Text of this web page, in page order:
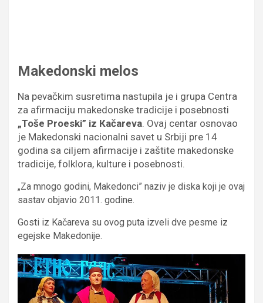
Makedonski melos
Na pevačkim susretima nastupila je i grupa Centra
za afirmaciju makedonske tradicije i posebnosti
„Toše Proeski” iz Кačareva. Ovaj centar osnovao
je Makedonski nacionalni savet u Srbiji pre 14
godina sa ciljem afirmacije i zaštite makedonske
tradicije, folklora, kulture i posebnosti.
„Za mnogo godini, Makedonci” naziv je diska koji je ovaj
sastav objavio 2011. godine.
Gosti iz Kačareva su ovog puta izveli dve pesme iz
egejske Makedonije.